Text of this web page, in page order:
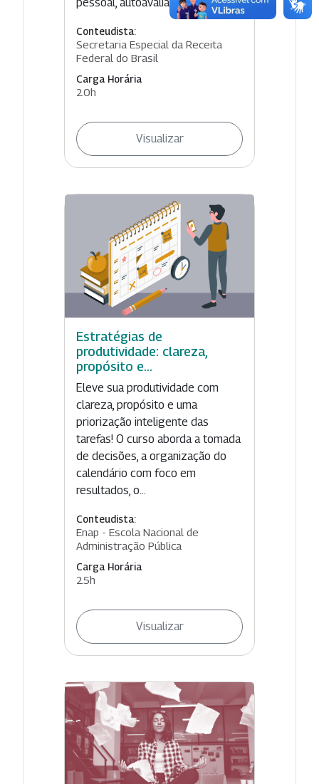
pessoal, autoavaliação dos h...
Conteudista:
Secretaria Especial da Receita
Federal do Brasil
Carga Horária
20h
Visualizar
Estratégias de
produtividade: clareza,
propósito e...
Eleve sua produtividade com
clareza, propósito e uma
priorização inteligente das
tarefas! O curso aborda a tomada
de decisões, a organização do
calendário com foco em
resultados, o...
Conteudista:
Enap - Escola Nacional de
Administração Pública
Carga Horária
25h
Visualizar